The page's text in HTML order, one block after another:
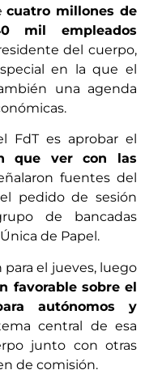
cuatro millones de
mil empleados
del cuerpo,
en la que el
una agenda
FdT es aprobar el
que ver con las
fuentes del
pedido de sesión
de bancadas
de Papel.
para el jueves, luego
favorable sobre el
autónomos y
central de esa
junto con otras
de comisión.